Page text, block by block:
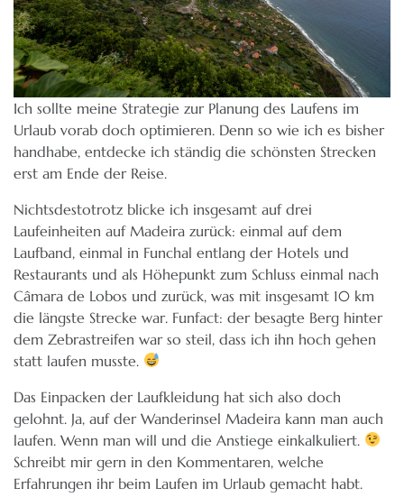
Ich sollte meine Strategie zur Planung des Laufens im
Urlaub vorab doch optimieren. Denn so wie ich es bisher
handhabe, entdecke ich ständig die schönsten Strecken
erst am Ende der Reise.
Nichtsdestotrotz blicke ich insgesamt auf drei
Laufeinheiten auf Madeira zurück: einmal auf dem
Laufband, einmal in Funchal entlang der Hotels und
Restaurants und als Höhepunkt zum Schluss einmal nach
Câmara de Lobos und zurück, was mit insgesamt 10 km
die längste Strecke war. Funfact: der besagte Berg hinter
dem Zebrastreifen war so steil, dass ich ihn hoch gehen
statt laufen musste.
Das Einpacken der Laufkleidung hat sich also doch
gelohnt. Ja, auf der Wanderinsel Madeira kann man auch
laufen. Wenn man will und die Anstiege einkalkuliert.
Schreibt mir gern in den Kommentaren, welche
Erfahrungen ihr beim Laufen im Urlaub gemacht habt.